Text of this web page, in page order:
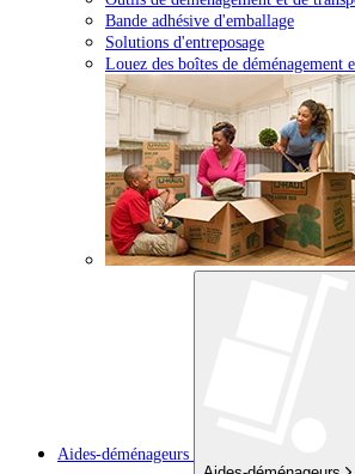
Bande adhésive d'emballage
Solutions d'entreposage
Louez des boîtes de déménagement
Aides-déménageurs